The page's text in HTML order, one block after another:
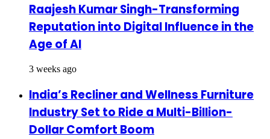
Raajesh Kumar Singh-Transforming
Reputation into Digital Influence in the
Age of AI
3 weeks ago
India’s Recliner and Wellness Furniture
Industry Set to Ride a Multi-Billion-
Dollar Comfort Boom